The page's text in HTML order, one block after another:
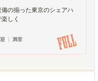
の揃った東京のシェアハ
しく
満室